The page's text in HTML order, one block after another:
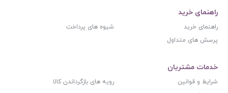
راهنمای خرید
راهنمای خرید
شیوه های پرداخت
پرسش های متداول
خدمات مشتریان
شرایط و قوانین
رویه های بازگرداندن کالا